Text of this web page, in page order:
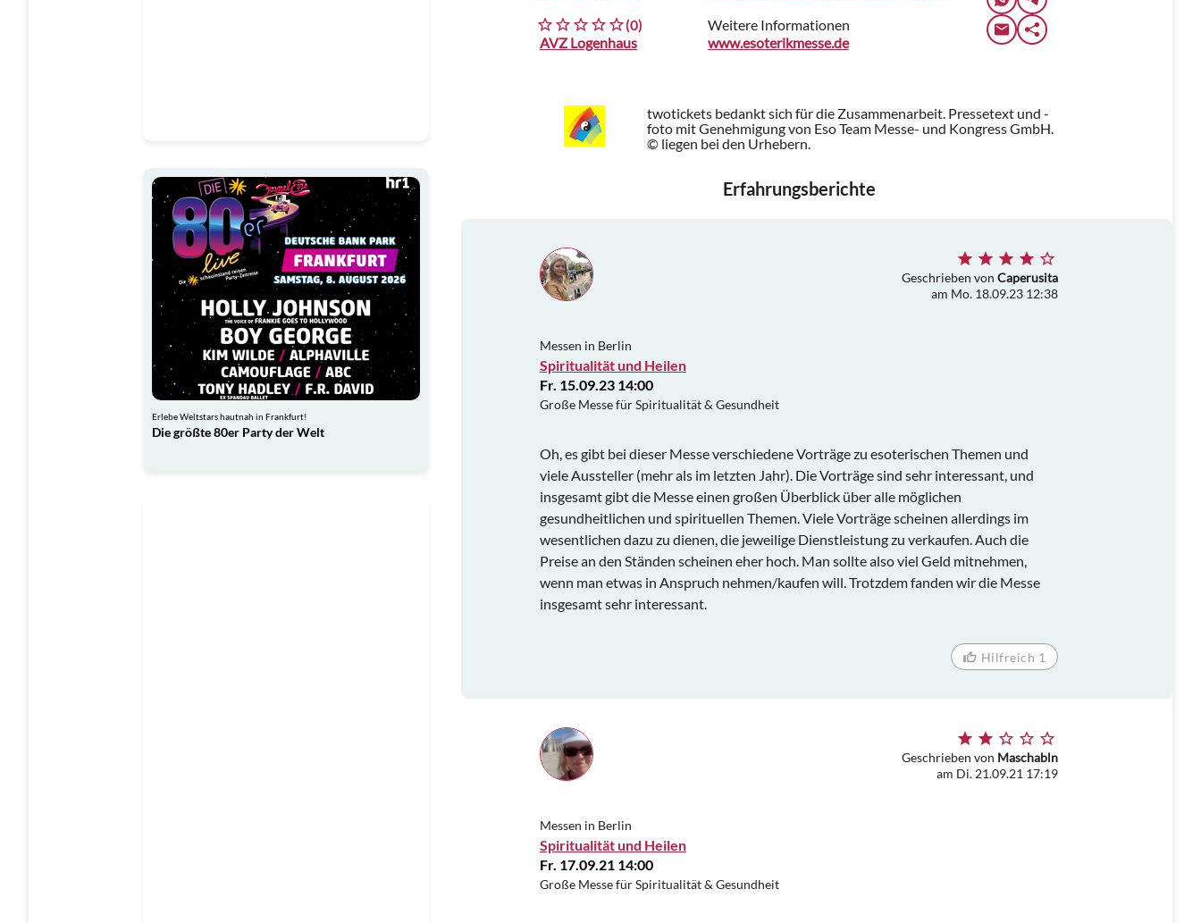
Erlebe Weltstars hautnah in Frankfurt!
Die größte 80er Party der Welt
(0)
AVZ Logenhaus
Weitere Informationen
www.esoterikmesse.de
twotickets bedankt sich für die Zusammenarbeit. Pressetext und -
foto mit Genehmigung von Eso Team Messe- und Kongress GmbH.
© liegen bei den Urhebern.
Erfahrungsberichte
Geschrieben von Caperusita
am Mo. 18.09.23 12:38
Messen in Berlin
Spiritualität und Heilen
Fr. 15.09.23 14:00
Große Messe für Spiritualität & Gesundheit
Oh, es gibt bei dieser Messe verschiedene Vorträge zu esoterischen Themen und
viele Aussteller (mehr als im letzten Jahr). Die Vorträge sind sehr interessant, und
insgesamt gibt die Messe einen großen Überblick über alle möglichen
gesundheitlichen und spirituellen Themen. Viele Vorträge scheinen allerdings im
wesentlichen dazu zu dienen, die jeweilige Dienstleistung zu verkaufen. Auch die
Preise an den Ständen scheinen eher hoch. Man sollte also viel Geld mitnehmen,
wenn man etwas in Anspruch nehmen/kaufen will. Trotzdem fanden wir die Messe
insgesamt sehr interessant.
Hilfreich 1
Geschrieben von Maschabln
am Di. 21.09.21 17:19
Messen in Berlin
Spiritualität und Heilen
Fr. 17.09.21 14:00
Große Messe für Spiritualität & Gesundheit